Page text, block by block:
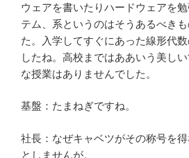
ウェアを書いたりハードウェアを
テム、系というのはそうあるべき
た。入学してすぐにあった線形代
したね。高校まではああいう美し
な授業はありませんでした。
基盤：たまねぎですね。
社長：なぜキャベツがその称号を
としませんが。